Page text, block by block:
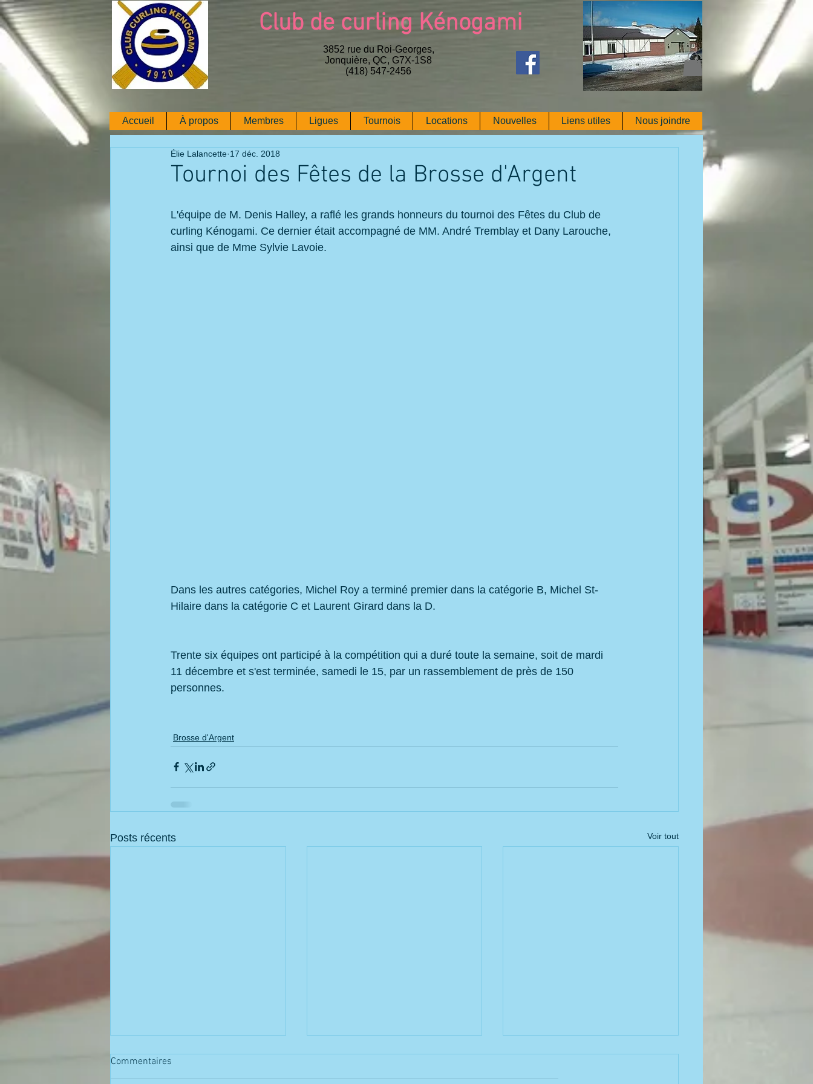
Club de curling Kénogami
3852 rue du Roi-Georges,
Jonquière, QC, G7X-1S8
(418) 547-2456
Accueil À propos Membres Ligues Tournois Locations Nouvelles Liens utiles Nous joindre
Tournoi des Fêtes de la Brosse d'Argent
Élie Lalancette 17 déc. 2018
L'équipe de M. Denis Halley, a raflé les grands honneurs du tournoi des Fêtes du Club de
curling Kénogami. Ce dernier était accompagné de MM. André Tremblay et Dany Larouche,
ainsi que de Mme Sylvie Lavoie.
Dans les autres catégories, Michel Roy a terminé premier dans la catégorie B, Michel St-
Hilaire dans la catégorie C et Laurent Girard dans la D.
Trente six équipes ont participé à la compétition qui a duré toute la semaine, soit de mardi
11 décembre et s'est terminée, samedi le 15, par un rassemblement de près de 150
personnes.
Brosse d'Argent
Posts récents Voir tout
Commentaires